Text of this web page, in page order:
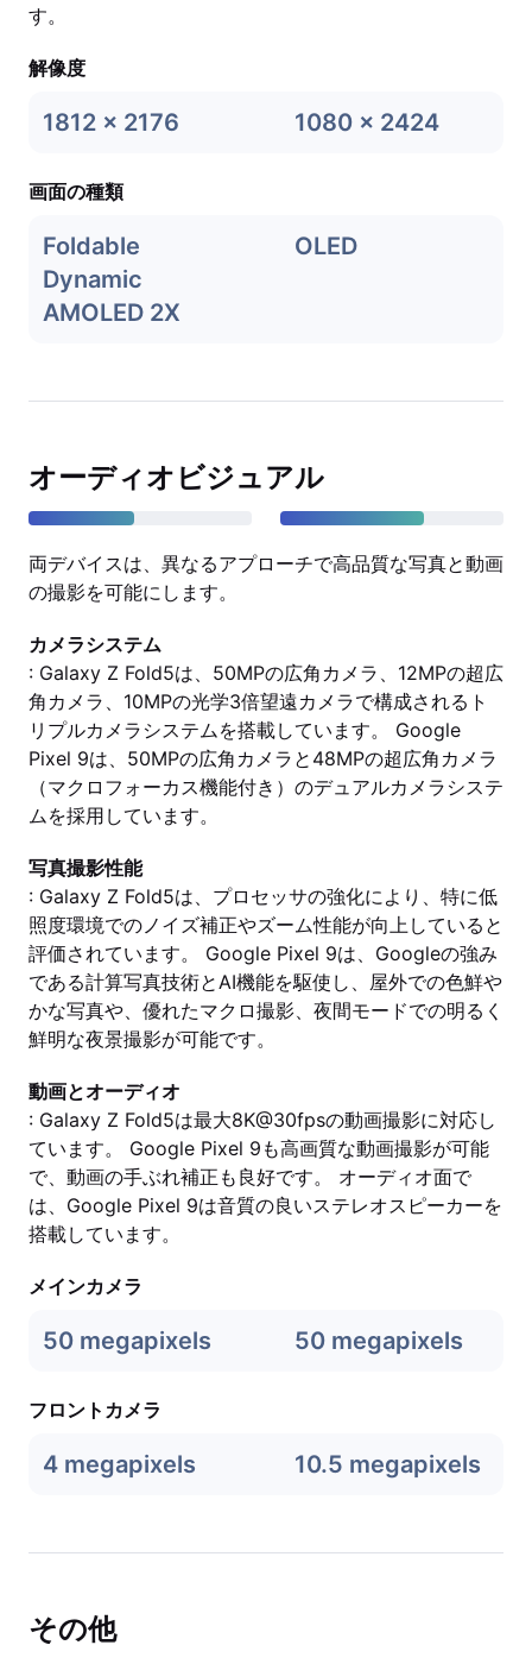
す。
解像度
1812 x 2176 1080 x 2424
画面の種類
Foldable
Dynamic
AMOLED 2X
OLED
オーディオビジュアル
両デバイスは、異なるアプローチで高品質な写真と動画
の撮影を可能にします。
カメラシステム
: Galaxy Z Fold5は、50MPの広角カメラ、12MPの超広
角カメラ、10MPの光学3倍望遠カメラで構成されるト
リプルカメラシステムを搭載しています。 Google
Pixel 9は、50MPの広角カメラと48MPの超広角カメラ
（マクロフォーカス機能付き）のデュアルカメラシステ
ムを採用しています。
写真撮影性能
: Galaxy Z Fold5は、プロセッサの強化により、特に低
照度環境でのノイズ補正やズーム性能が向上していると
評価されています。 Google Pixel 9は、Googleの強み
である計算写真技術とAI機能を駆使し、屋外での色鮮や
かな写真や、優れたマクロ撮影、夜間モードでの明るく
鮮明な夜景撮影が可能です。
動画とオーディオ
: Galaxy Z Fold5は最大8K@30fpsの動画撮影に対応し
ています。 Google Pixel 9も高画質な動画撮影が可能
で、動画の手ぶれ補正も良好です。 オーディオ面で
は、Google Pixel 9は音質の良いステレオスピーカーを
搭載しています。
メインカメラ
50 megapixels 50 megapixels
フロントカメラ
4 megapixels 10.5 megapixels
その他